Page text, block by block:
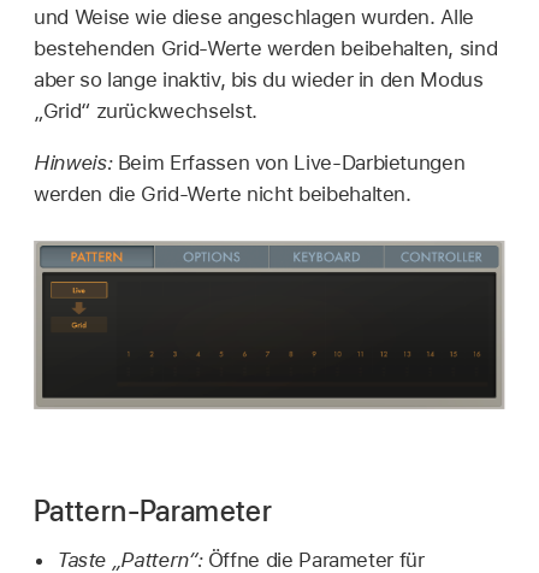
und Weise wie diese angeschlagen wurden. Alle
bestehenden Grid-Werte werden beibehalten, sind
aber so lange inaktiv, bis du wieder in den Modus
„Grid“ zurückwechselst.
Hinweis: Beim Erfassen von Live-Darbietungen
werden die Grid-Werte nicht beibehalten.
Pattern-Parameter
Taste „Pattern“:Öffne die Parameter für